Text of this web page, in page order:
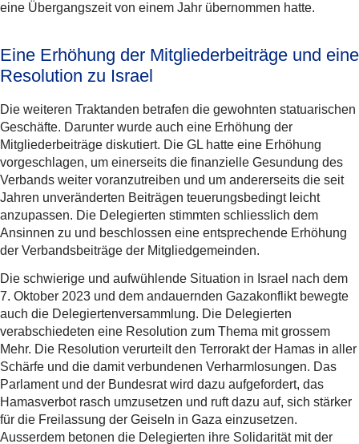
eine Übergangszeit von einem Jahr übernommen hatte.
Eine Erhöhung der Mitgliederbeiträge und eine
Resolution zu Israel
Die weiteren Traktanden betrafen die gewohnten statuarischen
Geschäfte. Darunter wurde auch eine Erhöhung der
Mitgliederbeiträge diskutiert. Die GL hatte eine Erhöhung
vorgeschlagen, um einerseits die finanzielle Gesundung des
Verbands weiter voranzutreiben und um andererseits die seit
Jahren unveränderten Beiträgen teuerungsbedingt leicht
anzupassen. Die Delegierten stimmten schliesslich dem
Ansinnen zu und beschlossen eine entsprechende Erhöhung
der Verbandsbeiträge der Mitgliedgemeinden.
Die schwierige und aufwühlende Situation in Israel nach dem
7. Oktober 2023 und dem andauernden Gazakonflikt bewegte
auch die Delegiertenversammlung. Die Delegierten
verabschiedeten eine Resolution zum Thema mit grossem
Mehr. Die Resolution verurteilt den Terrorakt der Hamas in aller
Schärfe und die damit verbundenen Verharmlosungen. Das
Parlament und der Bundesrat wird dazu aufgefordert, das
Hamasverbot rasch umzusetzen und ruft dazu auf, sich stärker
für die Freilassung der Geiseln in Gaza einzusetzen.
Ausserdem betonen die Delegierten ihre Solidarität mit der